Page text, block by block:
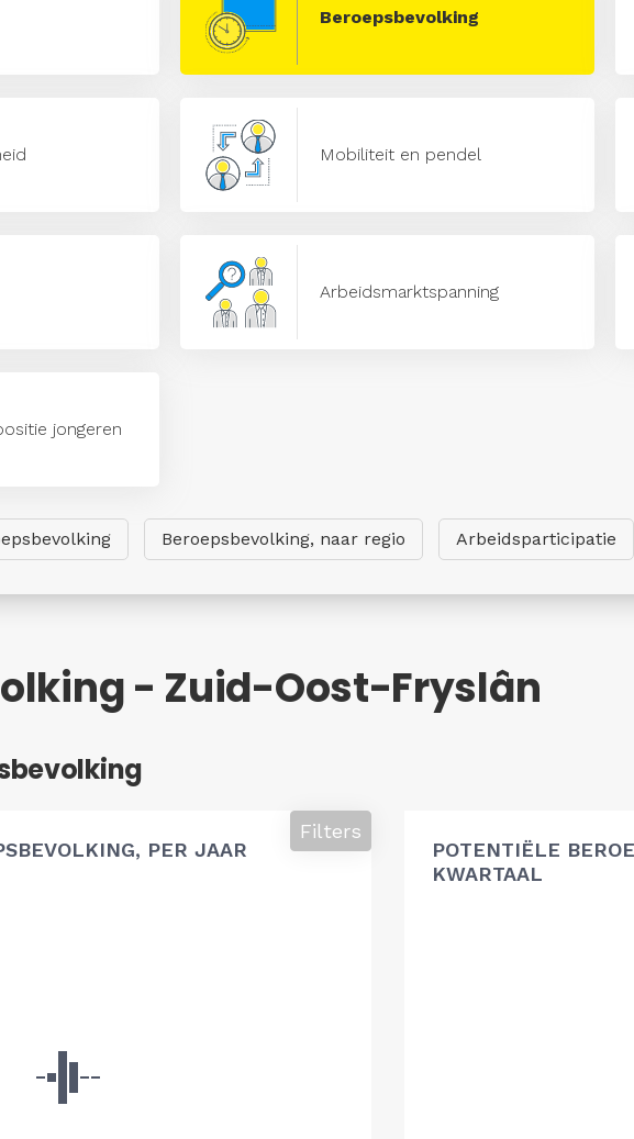
Beroepsbevolking
Mobiliteit en pendel
Arbeidsmarktspanning
jongeren
Beroepsbevolking, naar regio Arbeidsparticipatie
- Zuid-Oost-Fryslân
PER JAAR
Filters
POTENTIËLE
KWARTAAL